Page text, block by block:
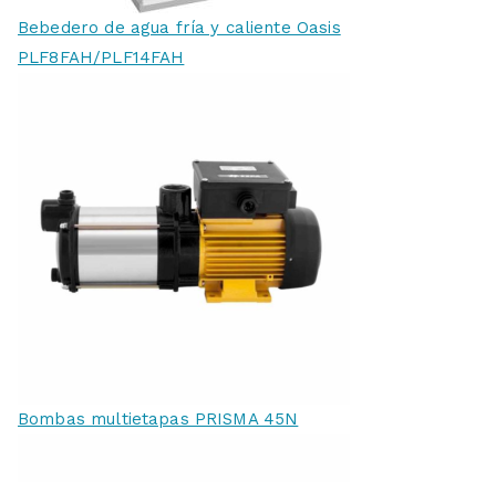
Bebedero de agua fría y caliente Oasis
PLF8FAH/PLF14FAH
Bombas multietapas PRISMA 45N